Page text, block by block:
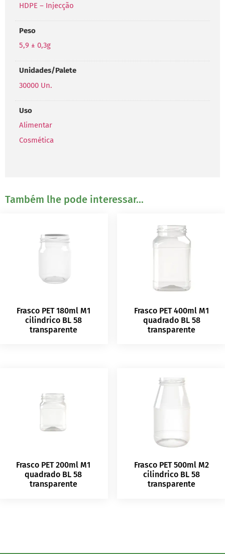
HDPE – Injecção
Peso
5,9 ± 0,3g
Unidades/Palete
30000 Un.
Uso
Alimentar
Cosmética
Também lhe pode interessar...
Frasco PET 180ml M1
cilindrico BL 58
transparente
Frasco PET 400ml M1
quadrado BL 58
transparente
Frasco PET 200ml M1
quadrado BL 58
transparente
Frasco PET 500ml M2
cilindrico BL 58
transparente